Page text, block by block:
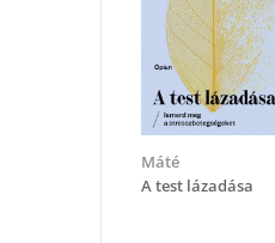
Máté
A test lázadása